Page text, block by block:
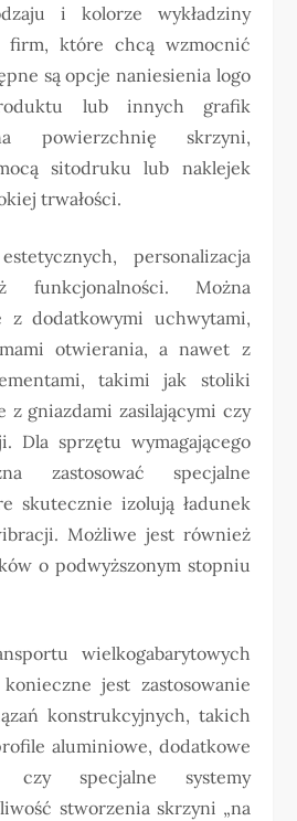
i kolorze wykładziny
firm, które chcą wzmocnić
są opcje naniesienia logo
lub innych grafik
powierzchnię skrzyni,
sitodruku lub naklejek
trwałości.
personalizacja
funkcjonalności. Można
z dodatkowymi uchwytami,
otwierania, a nawet z
takimi jak stoliki
z gniazdami zasilającymi czy
Dla sprzętu wymagającego
zastosować specjalne
skutecznie izolują ładunek
Możliwe jest również
o podwyższonym stopniu
wielkogabarytowych
jest zastosowanie
konstrukcyjnych, takich
aluminiowe, dodatkowe
czy specjalne systemy
stworzenia skrzyni „na